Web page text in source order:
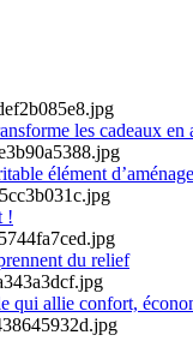
les cadeaux en
élément
!
du relief
qui allie confort,